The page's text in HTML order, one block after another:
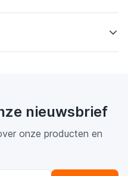
nieuwsbrief
onze producten en